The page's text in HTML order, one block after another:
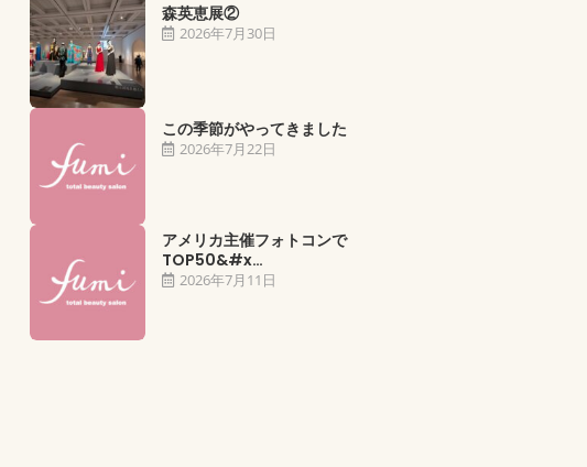
森英恵展②
2026年7月30日
この季節がやってきました
2026年7月22日
アメリカ主催フォトコンで
TOP50&#x…
2026年7月11日